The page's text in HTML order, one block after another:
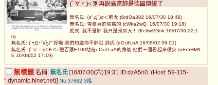
(ﾟ∀。)< 別再說高富帥是德國傳統了
無名氏: (σﾟдﾟ)σ＜肥虎 (6rdOa382 16/07/30 18:48)
無名氏: 雪曼真的蠻高的 (cWka2wQ. 16/07/30 19:18)
虎式: 我不是胖 我只是骨架大!!! (Kc6wVGnk 16/07/30 22:1
6)
無名氏: (´◓Д◔`)Ԡㄏ好啦 我們知道你不胖啦 胖虎 (eOcifLoA 16/08/02 09:01)
無名氏: (ﾟ∀。)＜E75 獵百跟E100站在eOcifLoA的背後 他們三個看起來很火 (nEr5HM9
E 16/08/02 17:19)
無標題 名稱: 無名氏 [16/07/30(六)19:31 ID:dzA5ri0. (Host: 59-115-
*.dynamic.hinet.net)] No.37682 3推